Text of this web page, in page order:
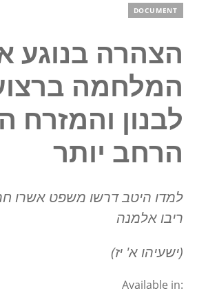
DOCUMENT
הצהרה בנוגע
המלחמה
לבנון והמזרח
הרחב יותר
למדו היטב דרשו משפט אשרו
ריבו אלמנה
(ישעיהו א' יז)
Available in: